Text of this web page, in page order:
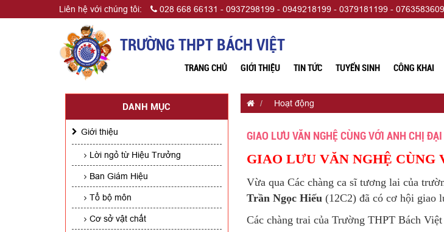
Liên hệ với chúng tôi: 028 668 66131 - 0937298199 - 0949218199 - 0379181199 - 0763583609
TRƯỜNG THPT BÁCH VIỆT
TRANG CHỦ GIỚI THIỆU TIN TỨC TUYỂN SINH CÔNG KHAI
DANH MỤC
Giới thiệu
Lời ngỏ từ Hiệu Trưởng
Ban Giám Hiệu
Tổ bộ môn
Cơ sở vật chất
Hoạt động
GIAO LƯU VĂN NGHỆ CÙNG VỚI ANH CHỊ
GIAO LƯU VĂN NGHỆ
Vừa qua Các chàng ca sĩ tương lai của
Trần Ngọc Hiếu(12C2) đã có cơ hội giao
Các chàng trai của Trường THPT Bách